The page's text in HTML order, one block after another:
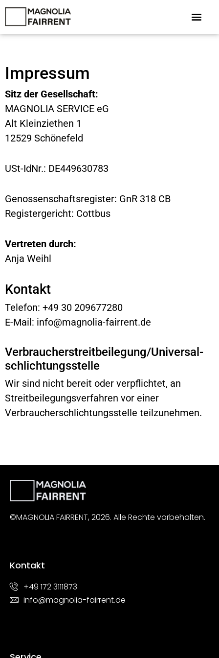
springen
Impressum
Sitz der Gesellschaft:
MAGNOLIA SERVICE eG
Alt Kleinziethen 1
12529 Schönefeld
USt-IdNr.: DE449630783
Genossenschaftsregister: GnR 318 CB
Registergericht: Cottbus
Vertreten durch:
Anja Weihl
Kontakt
Telefon: +49 30 209677280
E-Mail: info@magnolia-fairrent.de
Verbraucher­streit­beilegung/Universal­
schlichtungs­stelle
Wir sind nicht bereit oder verpflichtet, an
Streitbeilegungsverfahren vor einer
Verbraucherschlichtungsstelle teilzunehmen.
©MAGNOLIA FAIRRENT, 2026. Alle Rechte vorbehalten.
Kontakt
+49 172 3111873
info@magnolia-fairrent.de